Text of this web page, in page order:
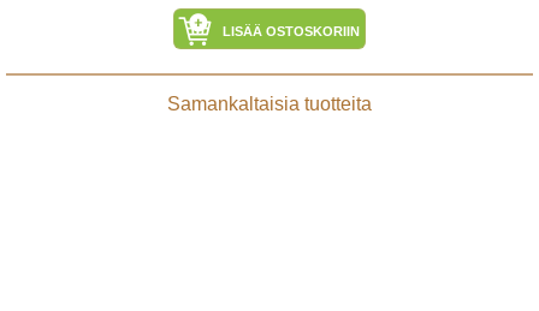
LISÄÄ OSTOSKORIIN
Samankaltaisia tuotteita